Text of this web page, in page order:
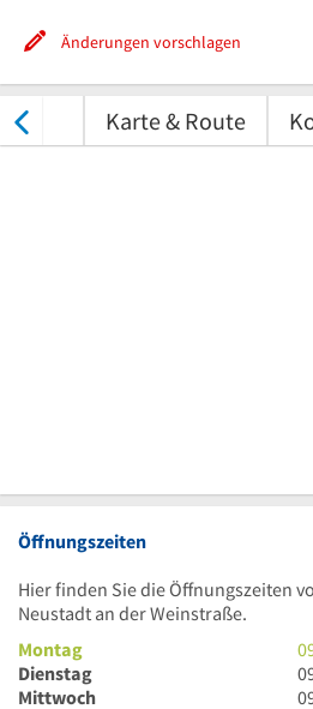
Änderungen vorschlagen
Karte & Route
Öffnungszeiten
Hier finden Sie die Öffnungszeiten
Neustadt an der Weinstraße.
Montag
9
Dienstag
9
Mittwoch
9